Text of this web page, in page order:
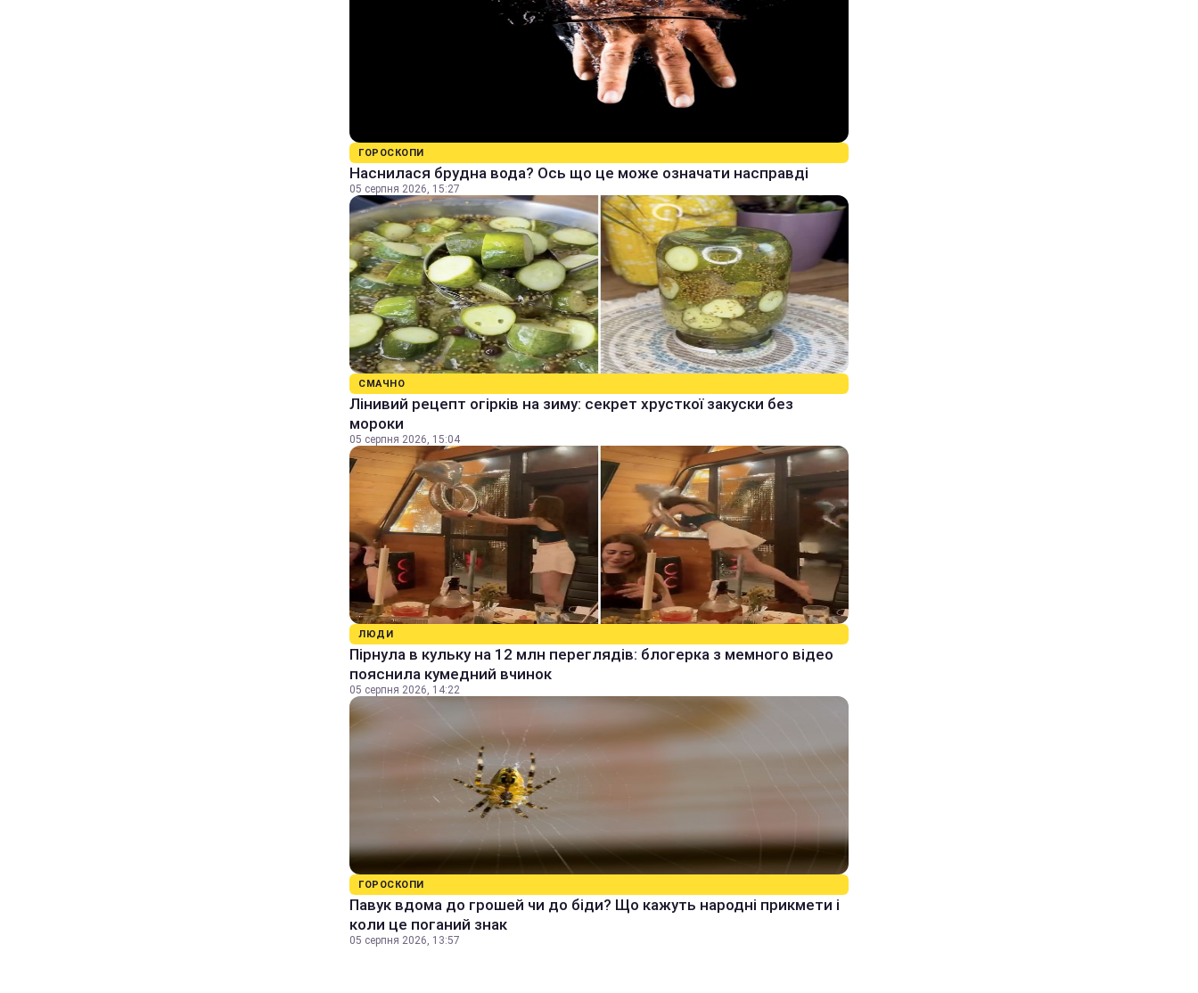
ГОРОСКОПИ
Наснилася брудна вода? Ось що це може означати насправді
05 серпня 2026, 15:27
СМАЧНО
Лінивий рецепт огірків на зиму: секрет хрусткої закуски без
мороки
05 серпня 2026, 15:04
ЛЮДИ
Пірнула в кульку на 12 млн переглядів: блогерка з мемного відео
пояснила кумедний вчинок
05 серпня 2026, 14:22
ГОРОСКОПИ
Павук вдома до грошей чи до біди? Що кажуть народні прикмети і
коли це поганий знак
05 серпня 2026, 13:57